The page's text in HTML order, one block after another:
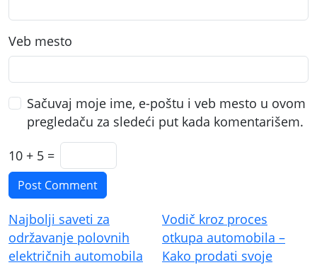
Veb mesto
Sačuvaj moje ime, e-poštu i veb mesto u ovom
pregledaču za sledeći put kada komentarišem.
10 + 5 =
Kretanje
članka
Najbolji saveti za
održavanje polovnih
električnih automobila
Vodič kroz proces
otkupa automobila –
Kako prodati svoje